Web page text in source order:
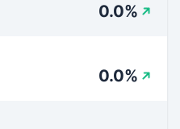
0.0%
0.0%